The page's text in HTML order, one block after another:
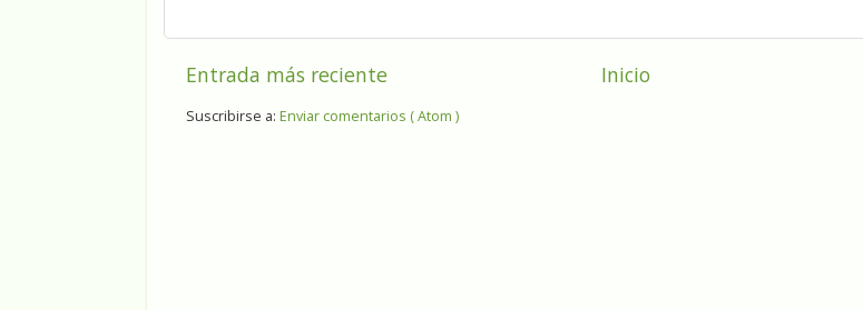
Entrada más reciente Inicio
Suscribirse a: Enviar comentarios ( Atom )